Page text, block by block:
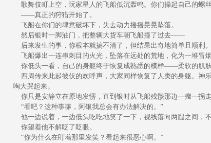
歌舞伎町上空，玩家星人的飞船低沉轰鸣。你们操起自己的螺
——真正的狩猎开始了。
飞船在你们的肆意破坏下，失去动力摇摇晃晃坠落。
然后银时一脚油门，把整辆大货车朝飞船撞了过去——
后来发生的事，你根本就搞不清了，但结果出奇地简单且顺利。
飞船爆出一连串刺目的火光，坠落在远处的荒地，化为一堆冒
你低头一看，自己的身躯终于恢复成熟悉的模样——柔软的肌肤
四周传来此起彼伏的欢呼声，大家同样恢复了人类的身躯。神
啕大哭起来。
你只是安静立在原地发愣，直到银时从飞船残骸那边一瘸一拐走
“看吧？这种事嘛，阿银我总会有办法解决的。”
他一边说着，一边低头吃吃地笑了一下，视线落向两腿之间，不
你望着他不解眨了眨眼。
“你为什么在盯着那里发笑？看起来很恶心啊。”